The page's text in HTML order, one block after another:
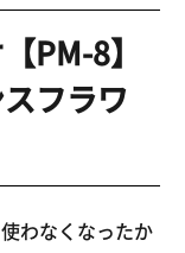
PM-8】
フラワ
わなくなったか